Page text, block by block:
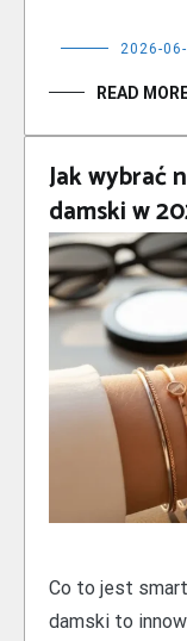
2026-
READ
Jak wybrać
damski w
Co to jest
damski to